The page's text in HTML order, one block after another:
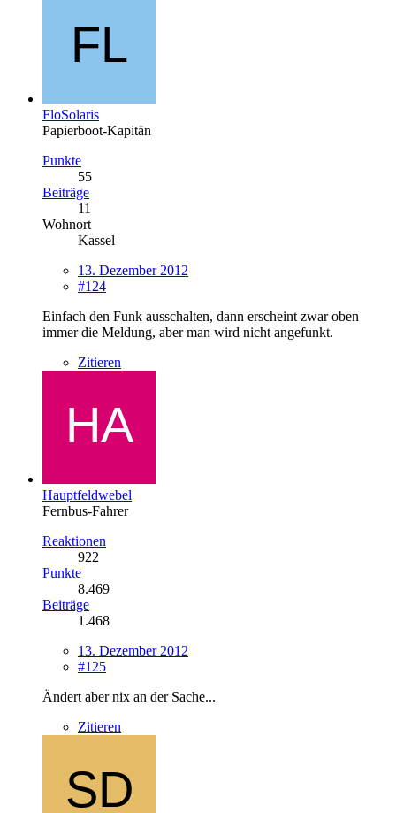
FloSolaris
Papierboot-Kapitän
Punkte
55
Beiträge
11
Wohnort
Kassel
13. Dezember 2012
#124
Einfach den Funk ausschalten, dann erscheint zwar oben
immer die Meldung, aber man wird nicht angefunkt.
Zitieren
Hauptfeldwebel
Fernbus-Fahrer
Reaktionen
922
Punkte
8.469
Beiträge
1.468
13. Dezember 2012
#125
Ändert aber nix an der Sache...
Zitieren